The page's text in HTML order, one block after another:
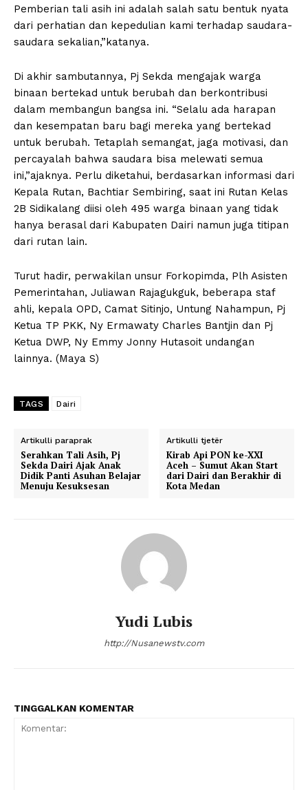
Pemberian tali asih ini adalah salah satu bentuk nyata
dari perhatian dan kepedulian kami terhadap saudara-
saudara sekalian,”katanya.
Di akhir sambutannya, Pj Sekda mengajak warga
binaan bertekad untuk berubah dan berkontribusi
dalam membangun bangsa ini. “Selalu ada harapan
dan kesempatan baru bagi mereka yang bertekad
untuk berubah. Tetaplah semangat, jaga motivasi, dan
percayalah bahwa saudara bisa melewati semua
ini,”ajaknya. Perlu diketahui, berdasarkan informasi dari
Kepala Rutan, Bachtiar Sembiring, saat ini Rutan Kelas
2B Sidikalang diisi oleh 495 warga binaan yang tidak
hanya berasal dari Kabupaten Dairi namun juga titipan
dari rutan lain.
Turut hadir, perwakilan unsur Forkopimda, Plh Asisten
Pemerintahan, Juliawan Rajagukguk, beberapa staf
ahli, kepala OPD, Camat Sitinjo, Untung Nahampun, Pj
Ketua TP PKK, Ny Ermawaty Charles Bantjin dan Pj
Ketua DWP, Ny Emmy Jonny Hutasoit undangan
lainnya. (Maya S)
TAGS Dairi
Artikulli paraprak
Serahkan Tali Asih, Pj
Sekda Dairi Ajak Anak
Didik Panti Asuhan Belajar
Menuju Kesuksesan
Artikulli tjetër
Kirab Api PON ke-XXI
Aceh – Sumut Akan Start
dari Dairi dan Berakhir di
Kota Medan
Yudi Lubis
http://Nusanewstv.com
TINGGALKAN KOMENTAR